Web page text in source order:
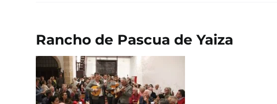
Rancho de Pascua de Yaiza